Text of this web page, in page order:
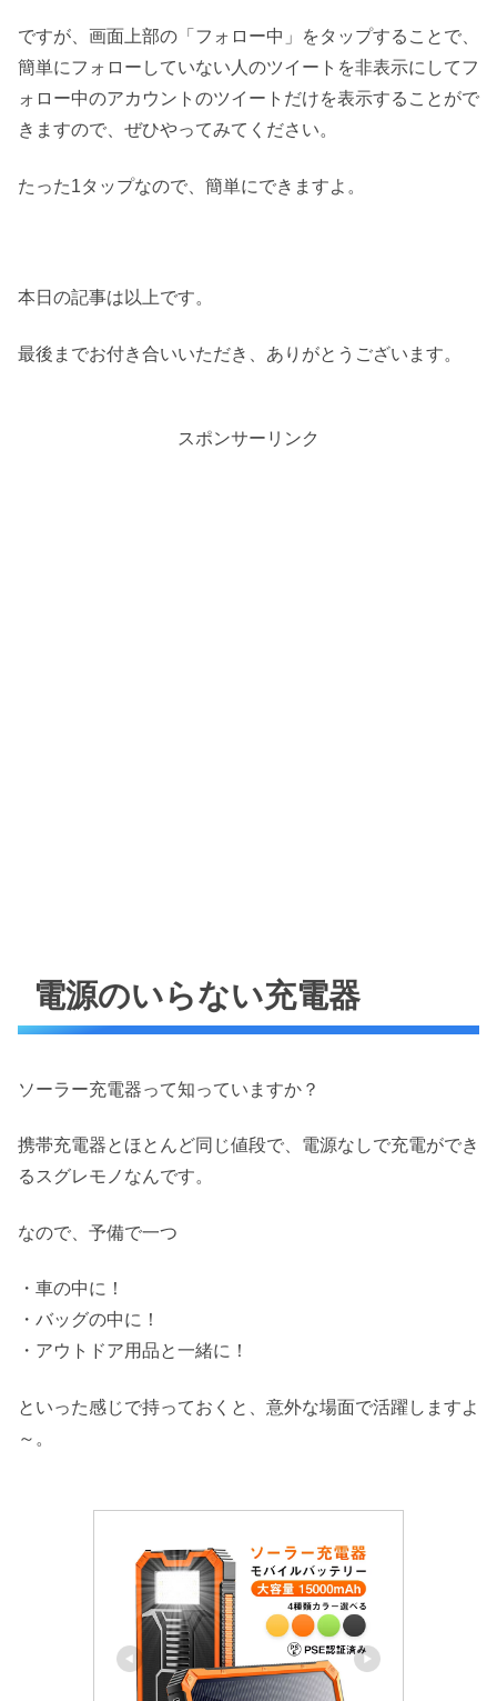
ですが、画面上部の「フォロー中」をタップすることで、
簡単にフォローしていない人のツイートを非表示にしてフ
ォロー中のアカウントのツイートだけを表示することがで
きますので、ぜひやってみてください。
たった1タップなので、簡単にできますよ。
本日の記事は以上です。
最後までお付き合いいただき、ありがとうございます。
スポンサーリンク
電源のいらない充電器
ソーラー充電器って知っていますか？
携帯充電器とほとんど同じ値段で、電源なしで充電ができ
るスグレモノなんです。
なので、予備で一つ
・車の中に！
・バッグの中に！
・アウトドア用品と一緒に！
といった感じで持っておくと、意外な場面で活躍しますよ
～。